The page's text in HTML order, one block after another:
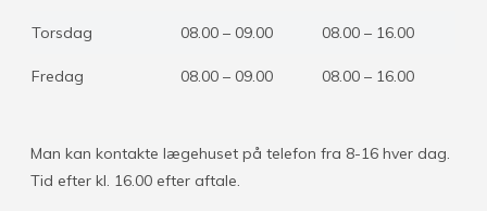
Torsdag 08.00 – 09.00 08.00 – 16.00
Fredag 08.00 – 09.00 08.00 – 16.00
Man kan kontakte lægehuset på telefon fra 8-16 hver dag.
Tid efter kl. 16.00 efter aftale.